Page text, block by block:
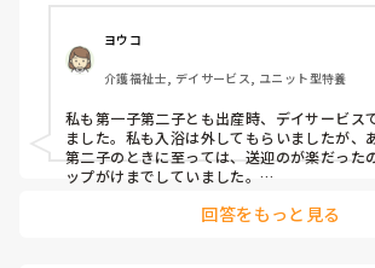
無理してしまうこともありました。
お腹が大きくなってくると
利用者さんも妊婦なんだと分かりやすいで
妊娠初期は見た目変わらないから
自分からも妊婦なんですとも言いにくく、
みなさんの職場では
妊娠中の業務に変わりは
ヨウコ
介護福祉士, デイサービス, ユニット型特養
私も第一子第二子とも出産時、デイサービス
ました。私も入浴は外してもらいましたが、
第二子のときに至っては、送迎のが楽だった
ップがけまでしていました。
回答をもっと見る